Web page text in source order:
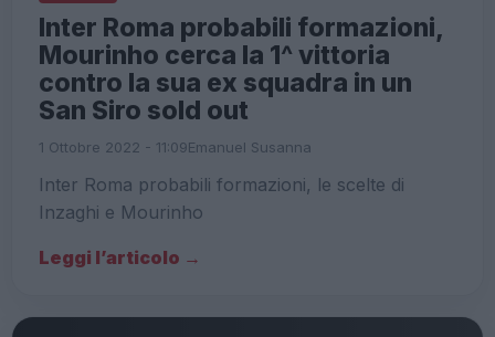
Inter Roma probabili formazioni,
Mourinho cerca la 1^ vittoria
contro la sua ex squadra in un
San Siro sold out
1 Ottobre 2022 - 11:09Emanuel Susanna
Inter Roma probabili formazioni, le scelte di
Inzaghi e Mourinho
Leggi l’articolo →